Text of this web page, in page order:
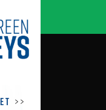
>>